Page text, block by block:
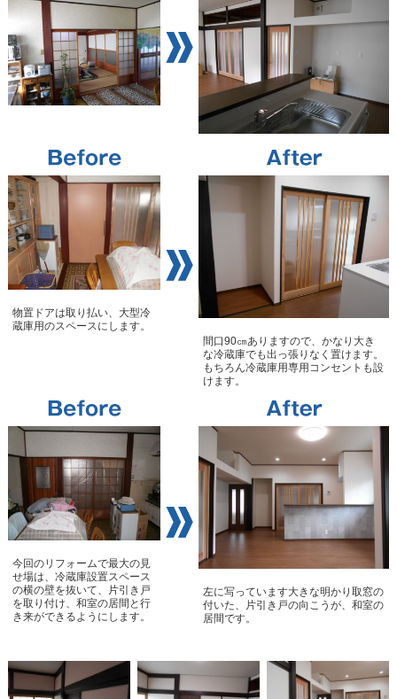
物置ドアは取り払い、大型冷
蔵庫用のスペースにします。
間口90㎝ありますので、かなり大き
な冷蔵庫でも出っ張りなく置けます。
もちろん冷蔵庫用専用コンセントも設
けます。
今回のリフォームで最大の見
せ場は、冷蔵庫設置スペース
の横の壁を抜いて、片引き戸
を取り付け、和室の居間と行
き来ができるようにします。
左に写っています大きな明かり取窓の
付いた、片引き戸の向こうが、和室の
居間です。